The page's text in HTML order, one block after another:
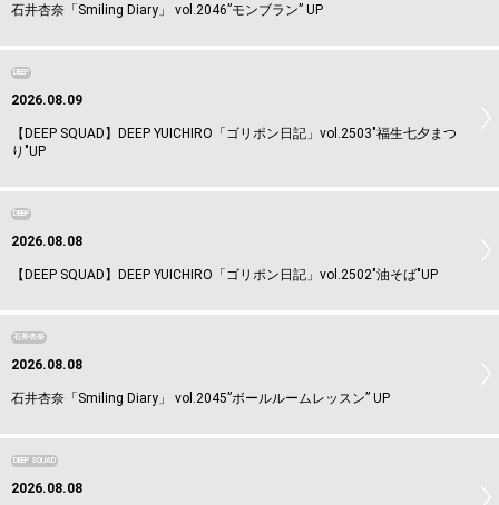
石井杏奈「Smiling Diary」 vol.2046”モンブラン” UP
DEEP
2026.08.09
【DEEP SQUAD】DEEP YUICHIRO「ゴリポン日記」vol.2503"福生七夕まつ
り"UP
DEEP
2026.08.08
【DEEP SQUAD】DEEP YUICHIRO「ゴリポン日記」vol.2502"油そば"UP
石井杏奈
2026.08.08
石井杏奈「Smiling Diary」 vol.2045”ボールルームレッスン” UP
DEEP SQUAD
2026.08.08